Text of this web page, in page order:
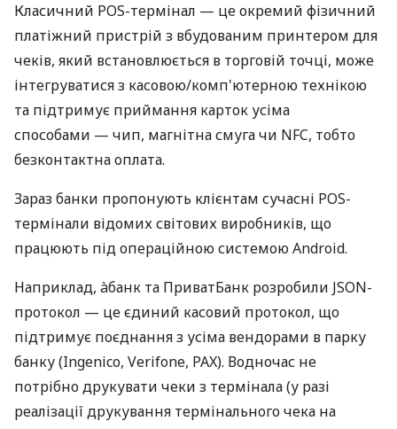
Класичний POS-термінал — це окремий фізичний
платіжний пристрій з вбудованим принтером для
чеків, який встановлюється в торговій точці, може
інтегруватися з касовою/комп'ютерною технікою
та підтримує приймання карток усіма
способами — чип, магнітна смуга чи NFC, тобто
безконтактна оплата.
Зараз банки пропонують клієнтам сучасні POS-
термінали відомих світових виробників, що
працюють під операційною системою Android.
Наприклад, àбанк та ПриватБанк розробили JSON-
протокол — це єдиний касовий протокол, що
підтримує поєднання з усіма вендорами в парку
банку (Ingenico, Verifone, PAX). Водночас не
потрібно друкувати чеки з термінала (у разі
реалізації друкування термінального чека на